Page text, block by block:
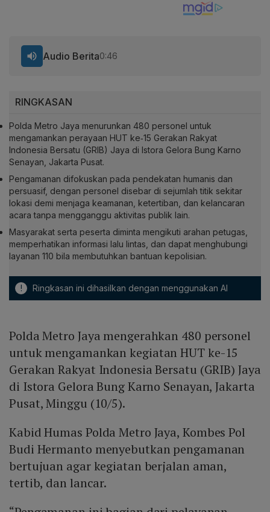
RINGKASAN
Polda Metro Jaya menurunkan 480 personel untuk
mengamankan perayaan HUT ke‑15 Gerakan Rakyat
Indonesia Bersatu (GRIB) Jaya di Istora Gelora Bung Karno
Senayan, Jakarta Pusat.
Pengamanan difokuskan pada pendekatan humanis dan
persuasif, dengan personel disebar di sejumlah titik sekitar
lokasi demi menjaga keamanan, ketertiban, dan kelancaran
acara tanpa mengganggu aktivitas publik lain.
Masyarakat serta peserta diminta mengikuti arahan petugas,
memperhatikan informasi lalu lintas, dan dapat menghubungi
layanan 110 bila membutuhkan bantuan kepolisian.
! Ringkasan ini dihasilkan dengan menggunakan AI
Audio Berita0:46
Polda Metro Jaya mengerahkan 480 personel
untuk mengamankan kegiatan HUT ke-15
Gerakan Rakyat Indonesia Bersatu (GRIB) Jaya
di Istora Gelora Bung Karno Senayan, Jakarta
Pusat, Minggu (10/5).
Kabid Humas Polda Metro Jaya, Kombes Pol
Budi Hermanto menyebutkan pengamanan
bertujuan agar kegiatan berjalan aman,
tertib, dan lancar.